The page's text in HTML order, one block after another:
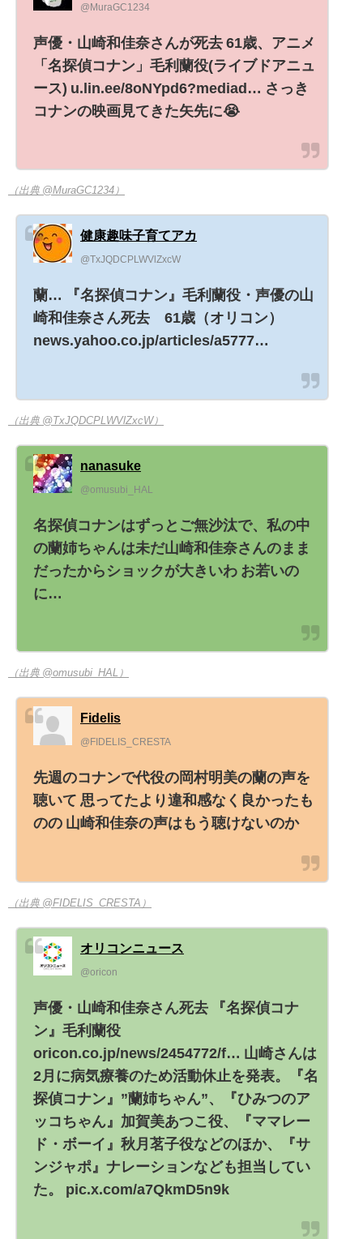
@MuraGC1234
声優・山崎和佳奈さんが死去 61歳、アニメ
「名探偵コナン」毛利蘭役(ライブドアニュ
ース) u.lin.ee/8oNYpd6?mediad… さっき
コナンの映画見てきた矢先に😭
（出典 @MuraGC1234）
健康趣味子育てアカ
@TxJQDCPLWVlZxcW
蘭… 『名探偵コナン』毛利蘭役・声優の山
崎和佳奈さん死去 61歳（オリコン）
news.yahoo.co.jp/articles/a5777…
（出典 @TxJQDCPLWVlZxcW）
nanasuke
@omusubi_HAL
名探偵コナンはずっとご無沙汰で、私の中
の蘭姉ちゃんは未だ山崎和佳奈さんのまま
だったからショックが大きいわ お若いの
に…
（出典 @omusubi_HAL）
Fidelis
@FIDELIS_CRESTA
先週のコナンで代役の岡村明美の蘭の声を
聴いて 思ってたより違和感なく良かったも
のの 山崎和佳奈の声はもう聴けないのか
（出典 @FIDELIS_CRESTA）
オリコンニュース
@oricon
声優・山崎和佳奈さん死去 『名探偵コナ
ン』毛利蘭役
oricon.co.jp/news/2454772/f… 山崎さんは
2月に病気療養のため活動休止を発表。『名
探偵コナン』”蘭姉ちゃん”、『ひみつのア
ッコちゃん』加賀美あつこ役、『ママレー
ド・ボーイ』秋月茗子役などのほか、『サ
ンジャポ』ナレーションなども担当してい
た。 pic.x.com/a7QkmD5n9k